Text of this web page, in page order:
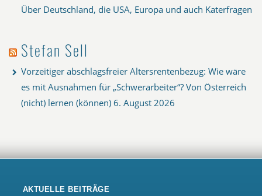
Über Deutschland, die USA, Europa und auch Katerfragen
Stefan Sell
Vorzeitiger abschlagsfreier Altersrentenbezug: Wie wäre
es mit Ausnahmen für „Schwerarbeiter“? Von Österreich
(nicht) lernen (können) 6. August 2026
AKTUELLE BEITRÄGE